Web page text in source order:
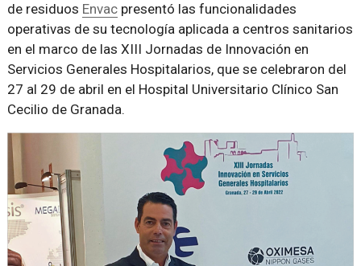
de residuos Envacpresentó las funcionalidades
operativas de su tecnología aplicada a centros sanitarios
en el marco de las XIII Jornadas de Innovación en
Servicios Generales Hospitalarios, que se celebraron del
27 al 29 de abril en el Hospital Universitario Clínico San
Cecilio de Granada.